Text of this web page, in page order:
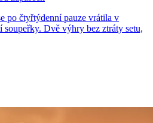
po čtyřtýdenní pauze vrátila v
soupeřky. Dvě výhry bez ztráty setu,